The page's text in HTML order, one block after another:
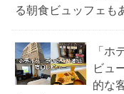
る朝食ビュッフェも
「ホ
ビュ
的な